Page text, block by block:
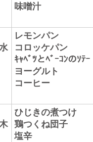
味噌汁
レモンパン
コロッケパン
ｷｬﾍﾞﾂとﾍﾞｰｺﾝのｿﾃｰ
ヨーグルト
コーヒー
ひじきの煮つけ
鶏つくね団子
塩辛